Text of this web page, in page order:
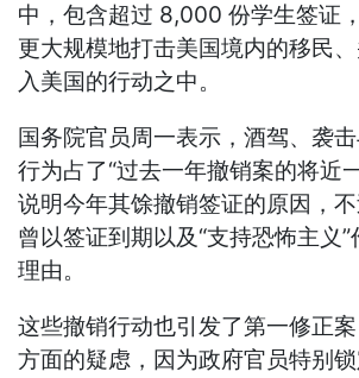
中，包含超过 8,000 份学生签证
更大规模地打击美国境内的移民
入美国的行动之中。
国务院官员周一表示，酒驾、袭
行为占了“过去一年撤销案的将近
说明今年其馀撤销签证的原因，
曾以签证到期以及“支持恐怖主义
理由。
这些撤销行动也引发了第一修正案
方面的疑虑，因为政府官员特别